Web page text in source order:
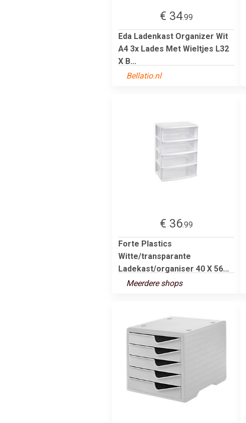
€ 34.99
Eda Ladenkast Organizer Wit
A4 3x Lades Met Wieltjes L32
X B...
Bellatio.nl
€ 36.99
Forte Plastics
Witte/transparante
Ladekast/organiser 40 X 56...
Meerdere shops